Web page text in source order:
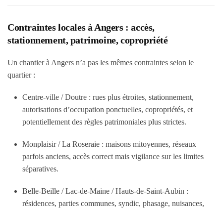
Contraintes locales à Angers : accès,
stationnement, patrimoine, copropriété
Un chantier à Angers n’a pas les mêmes contraintes selon le
quartier :
Centre-ville / Doutre : rues plus étroites, stationnement,
autorisations d’occupation ponctuelles, copropriétés, et
potentiellement des règles patrimoniales plus strictes.
Monplaisir / La Roseraie : maisons mitoyennes, réseaux
parfois anciens, accès correct mais vigilance sur les limites
séparatives.
Belle-Beille / Lac-de-Maine / Hauts-de-Saint-Aubin :
résidences, parties communes, syndic, phasage, nuisances,